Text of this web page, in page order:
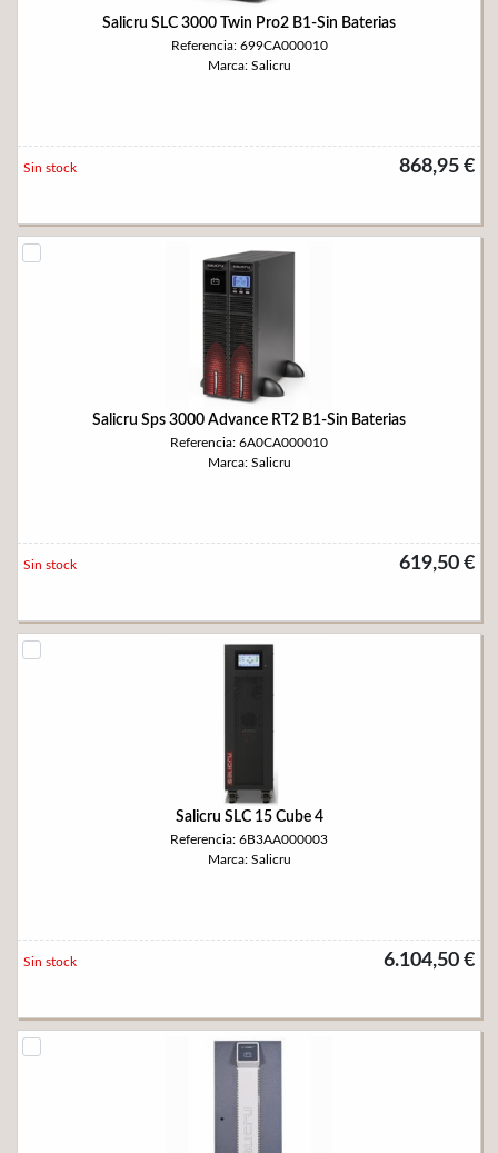
Salicru SLC 3000 Twin Pro2 B1-Sin Baterias
Referencia: 699CA000010
Marca: Salicru
868,95 €
Sin stock
Salicru Sps 3000 Advance RT2 B1-Sin Baterias
Referencia: 6A0CA000010
Marca: Salicru
619,50 €
Sin stock
Salicru SLC 15 Cube 4
Referencia: 6B3AA000003
Marca: Salicru
6.104,50 €
Sin stock